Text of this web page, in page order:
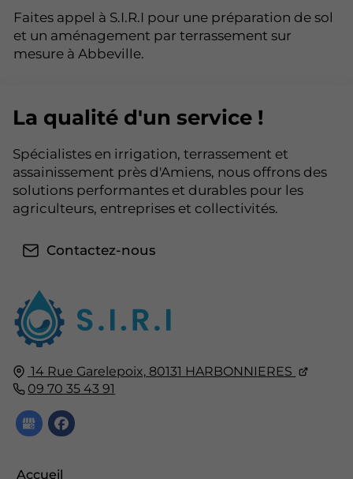
Faites appel à S.I.R.I pour une préparation de sol
et un aménagement par terrassement sur
mesure à Abbeville.
14 Rue Garelepoix, 80131 HARBONNIERES
09 70 35 43 91
Accueil
La qualité d'un service !
Spécialistes en irrigation, terrassement et
assainissement près d'Amiens, nous offrons des
solutions performantes et durables pour les
agriculteurs, entreprises et collectivités.
Contactez-nous